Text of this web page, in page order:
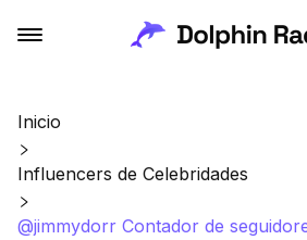
Inicio
Influencers de Celebridades
@jimmydorr Contador de